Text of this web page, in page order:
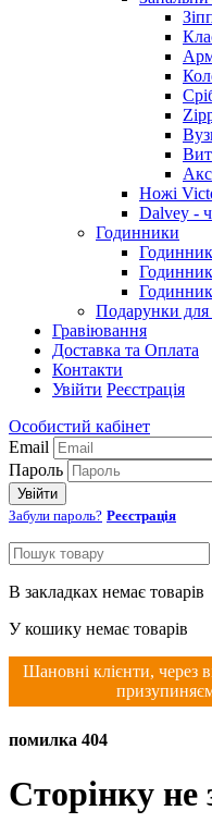
Ножі
Dalvey -
Годинники
Подарунки для
Гравіювання
Доставка та Оплата
Контакти
Увійти Реєстрація
Особистий кабінет
Email
Пароль
Увійти
Забули пароль? Реєстрація
В закладках немає товарів
У кошику немає товарів
Шановні клієнти, через
помилка 404
Сторінку не